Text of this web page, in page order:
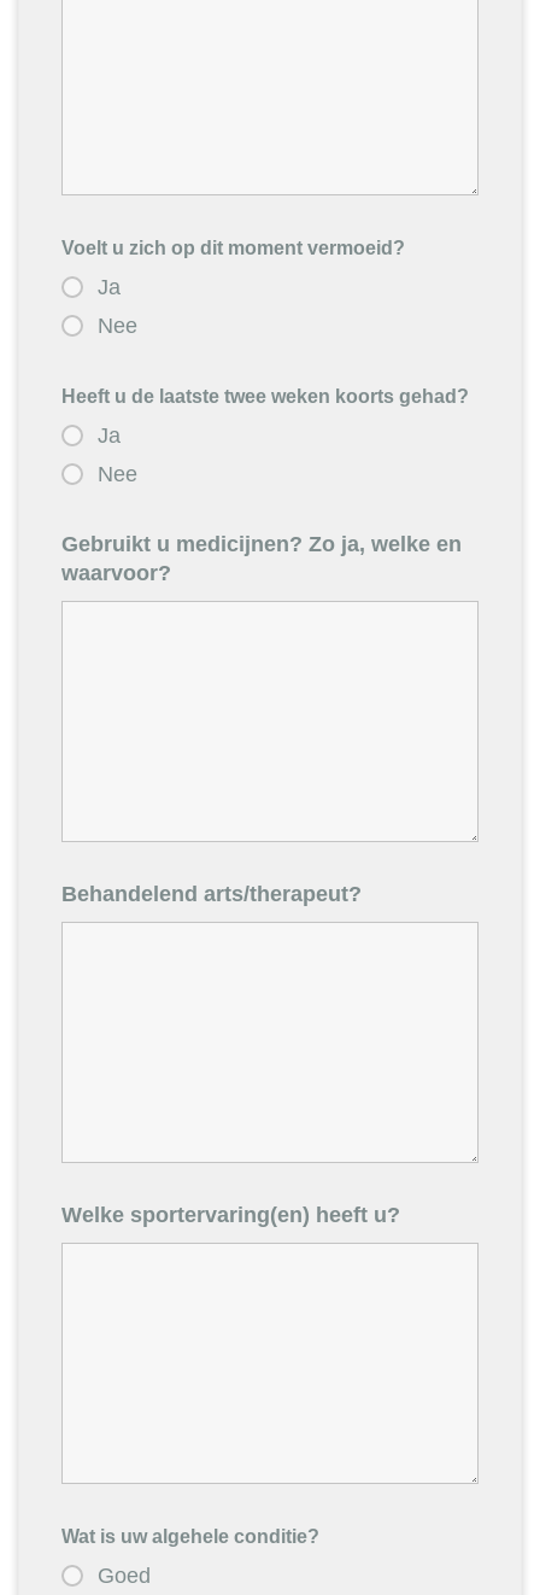
Voelt u zich op dit moment vermoeid?
Ja
Nee
Heeft u de laatste twee weken koorts gehad?
Ja
Nee
Gebruikt u medicijnen? Zo ja, welke en
waarvoor?
Behandelend arts/therapeut?
Welke sportervaring(en) heeft u?
Wat is uw algehele conditie?
Goed